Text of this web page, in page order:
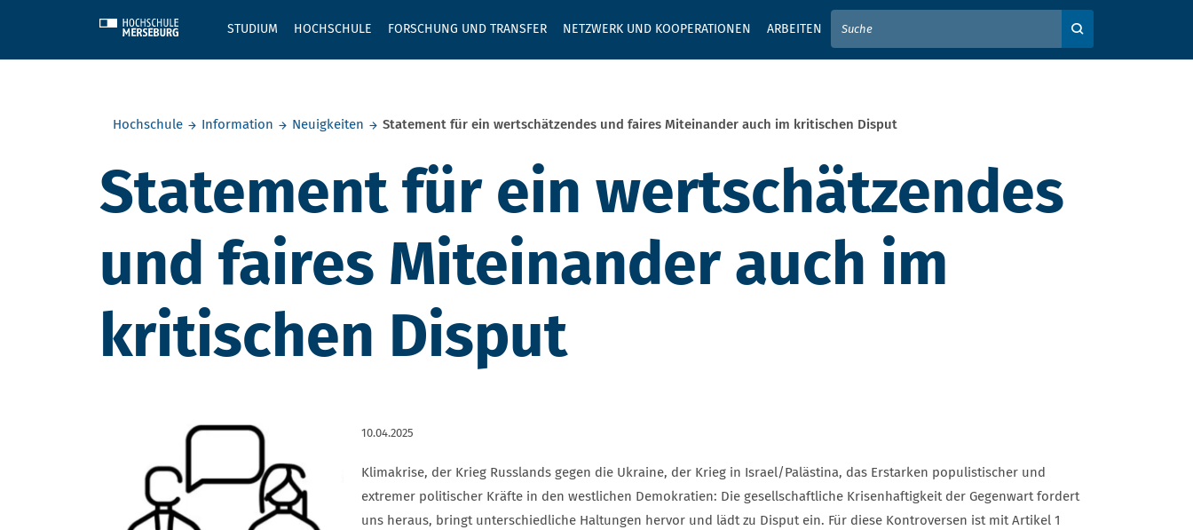
STUDIUM HOCHSCHULE FORSCHUNG UND TRANSFER NETZWERK UND KOOPERATIONEN ARBEITEN
GEBEN SIE HIER IHREN SUCHBEGRIFF EIN
Hochschule
Information Neuigkeiten Statement für ein wertschätzendes und faires Miteinander auch im kritischen Disput
Statement für ein wertschätzendes
und faires Miteinander auch im
kritischen Disput
10.04.2025
Klimakrise, der Krieg Russlands gegen die Ukraine, der Krieg in Israel/Palästina, das Erstarken populistischer und
extremer politischer Kräfte in den westlichen Demokratien: Die gesellschaftliche Krisenhaftigkeit der Gegenwart fordert
uns heraus, bringt unterschiedliche Haltungen hervor und lädt zu Disput ein. Für diese Kontroversen ist mit Artikel 1